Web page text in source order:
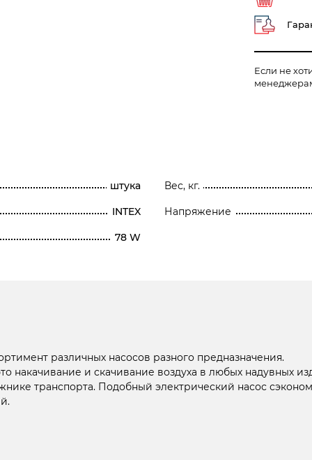
Если не
штука
INTEX
78 W
Вес, кг.
Напряжение
различных насосов разного предназначения.
накачивание и скачивание воздуха в любых надувных
транспорта. Подобный электрический насос